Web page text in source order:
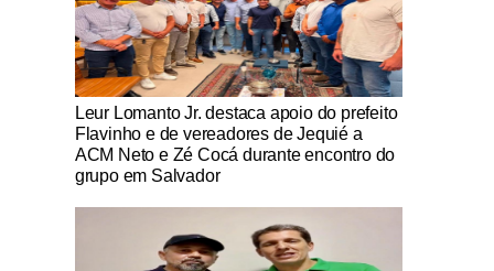
Notícias Católicas
Leur Lomanto Jr. destaca apoio do prefeito
Flavinho e de vereadores de Jequié a
ACM Neto e Zé Cocá durante encontro do
grupo em Salvador